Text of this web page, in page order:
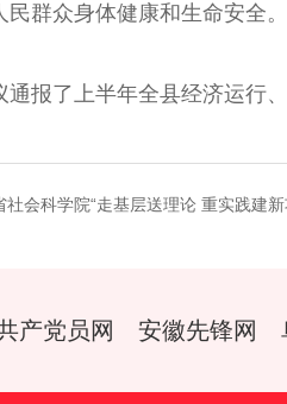
民群众身体健康和生命安全。
了上半年全县经济运行、
社会科学院“走基层送理论 重实践建
产党员网 安徽先锋网